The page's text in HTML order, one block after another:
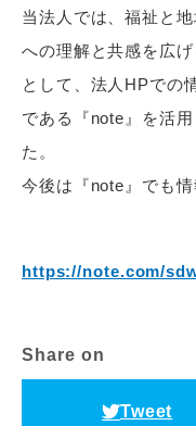
当法人では、福祉と
への理解と共感を広
として、法人HPでの
である『note』を活
た。
今後は『note』でも
https://note.com/
Share on
Tweet